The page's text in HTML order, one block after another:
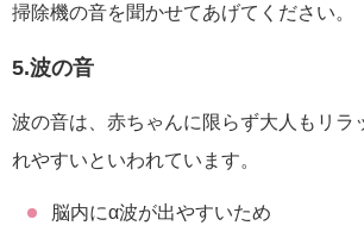
掃除機の音を聞かせてあげてください。
5.波の音
波の音は、赤ちゃんに限らず大人もリラ
れやすいといわれています。
脳内にα波が出やすいため